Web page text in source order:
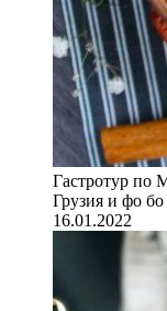
Гастротур по
Грузия и фо бо
16.01.2022